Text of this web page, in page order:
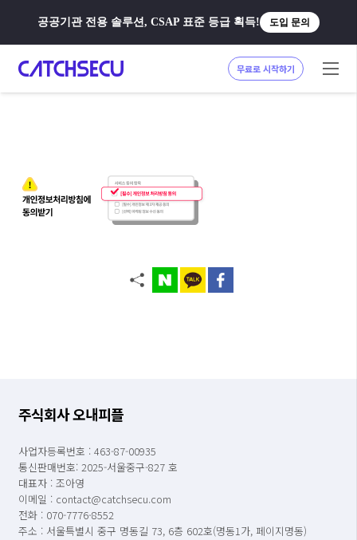
공공기관 전용 솔루션, CSAP 표준 등급 획득! 도입 문의
무료로 시작하기
주식회사 오내피플
사업자등록번호 : 463-87-00935
통신판매번호: 2025-서울중구-827 호
대표자 : 조아영
이메일 : contact@catchsecu.com
전화 : 070-7776-8552
주소 : 서울특별시 중구 명동길 73, 6층 602호(명동1가, 페이지명동)